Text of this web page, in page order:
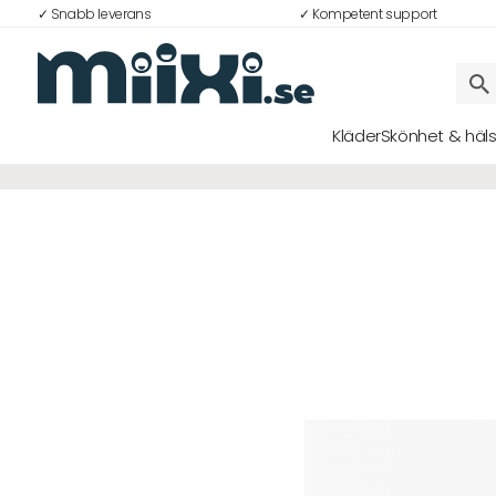
✓ Snabb leverans ✓ Kompetent support
KläderSkönhet &